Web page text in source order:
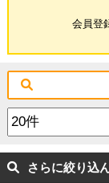
会員登
さらに絞り込